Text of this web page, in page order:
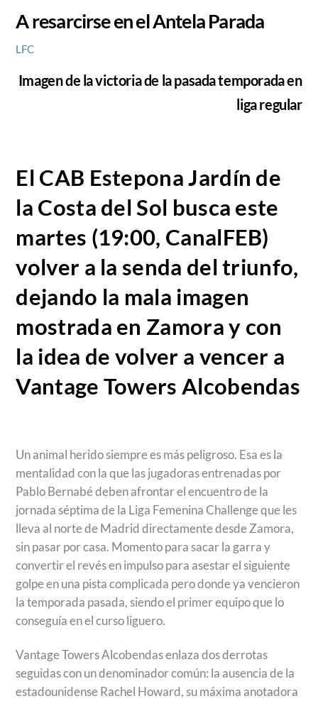
A resarcirse en el Antela Parada
LFC
Imagen de la victoria de la pasada temporada en
liga regular
El CAB Estepona Jardín de
la Costa del Sol busca este
martes (19:00, CanalFEB)
volver a la senda del triunfo,
dejando la mala imagen
mostrada en Zamora y con
la idea de volver a vencer a
Vantage Towers Alcobendas
Un animal herido siempre es más peligroso. Esa es la
mentalidad con la que las jugadoras entrenadas por
Pablo Bernabé deben afrontar el encuentro de la
jornada séptima de la Liga Femenina Challenge que les
lleva al norte de Madrid directamente desde Zamora,
sin pasar por casa. Momento para sacar la garra y
convertir el revés en impulso para asestar el siguiente
golpe en una pista complicada pero donde ya vencieron
la temporada pasada, siendo el primer equipo que lo
conseguía en el curso liguero.
Vantage Towers Alcobendas enlaza dos derrotas
seguidas con un denominador común: la ausencia de la
estadounidense Rachel Howard, su máxima anotadora